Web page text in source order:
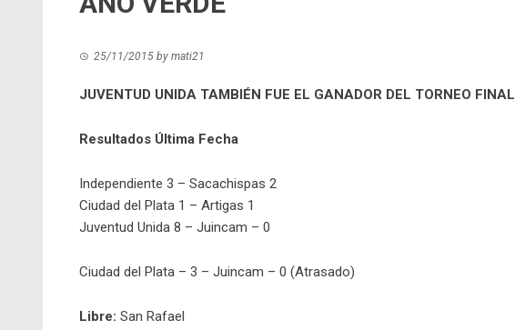
25/11/2015 by mati21
JUVENTUD UNIDA TAMBIÉN FUE EL GANADOR DEL TORNEO FINAL
Resultados Última Fecha
Independiente 3 – Sacachispas 2
Ciudad del Plata 1 – Artigas 1
Juventud Unida 8 – Juincam – 0
Ciudad del Plata – 3 – Juincam – 0 (Atrasado)
Libre: San Rafael